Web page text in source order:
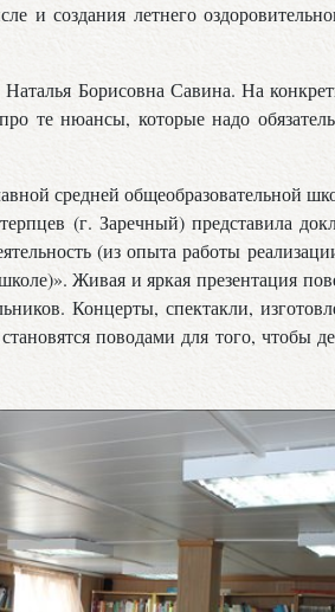
и создания летнего
Борисовна Савина. На
те нюансы, которые надо
средней общеобразовательной
(г. Заречный) представила
(из опыта работы
Живая и яркая презентация
Концерты, спектакли,
поводами для того, чтобы